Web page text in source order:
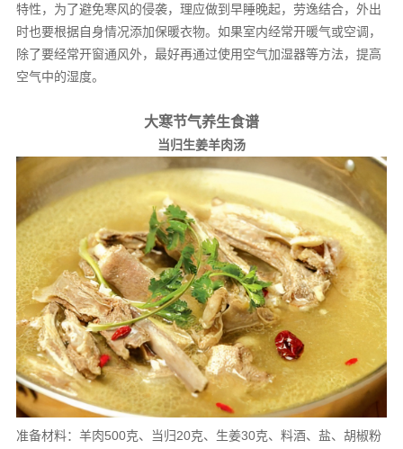
特性，为了避免寒风的侵袭，理应做到早睡晚起，劳逸结合，外出
时也要根据自身情况添加保暖衣物。如果室内经常开暖气或空调，
除了要经常开窗通风外，最好再通过使用空气加湿器等方法，提高
空气中的湿度。
大寒节气养生食谱
当归生姜羊肉汤
准备材料：羊肉500克、当归20克、生姜30克、料酒、盐、胡椒粉